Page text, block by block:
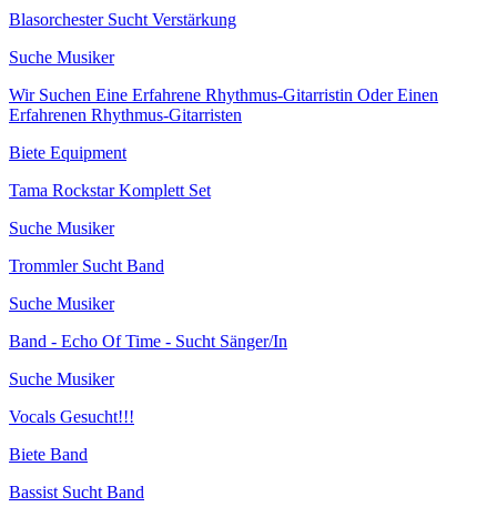
Blasorchester Sucht Verstärkung
Suche Musiker
Wir Suchen Eine Erfahrene Rhythmus-Gitarristin Oder Einen
Erfahrenen Rhythmus-Gitarristen
Biete Equipment
Tama Rockstar Komplett Set
Suche Musiker
Trommler Sucht Band
Suche Musiker
Band - Echo Of Time - Sucht Sänger/In
Suche Musiker
Vocals Gesucht!!!
Biete Band
Bassist Sucht Band